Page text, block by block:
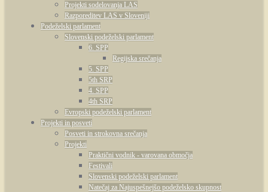
Projekti sodelovanja LAS
Razporeditev LAS v Sloveniji
Podeželski parlament
Slovenski podeželski parlament
6. SPP
Regijska srečanja
5. SPP
5th SRP
4. SPP
4th SRP
Evropski podeželski parlament
Projekti in posveti
Posveti in strokovna srečanja
Projekti
Praktični vodnik - varovana območja
Festivali
Slovenski podeželski parlament
Natečaj za Najuspešnejšo podeželsko skupnost